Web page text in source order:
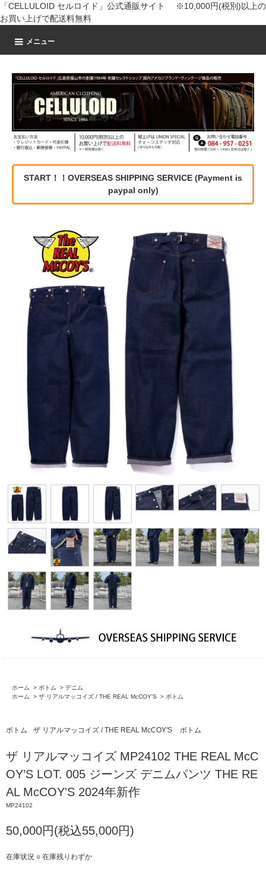
「CELLULOID セルロイド」公式通販サイト ※10,000円(税別)以上の
お買い上げで配送料無料
メニュー
START！！OVERSEAS SHIPPING SERVICE (Payment is
paypal only)
ホーム > ボトム > デニム
ホーム
> ザ リアルマッコイズ / THE REAL McCOY'S > ボトム
ボトム ザ リアルマッコイズ / THE REAL McCOY'S ボトム
ザ リアルマッコイズ MP24102 THE REAL McC
OY’S LOT. 005 ジーンズ デニムパンツ THE RE
AL McCOY'S 2024年新作
MP24102
50,000円(税込55,000円)
在庫状況 ○ 在庫残りわずか